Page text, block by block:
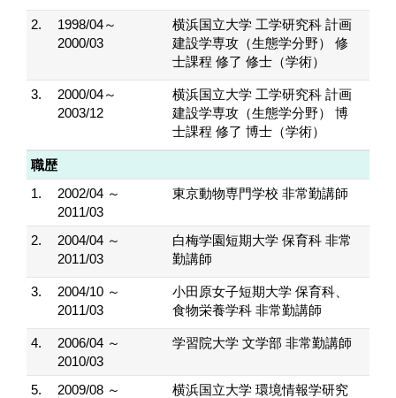
2.
1998/04～
2000/03
横浜国立大学 工学研究科 計画
建設学専攻（生態学分野） 修
士課程 修了 修士（学術）
3.
2000/04～
2003/12
横浜国立大学 工学研究科 計画
建設学専攻（生態学分野） 博
士課程 修了 博士（学術）
職歴
1.
2002/04 ～
2011/03
東京動物専門学校 非常勤講師
2.
2004/04 ～
2011/03
白梅学園短期大学 保育科 非常
勤講師
3.
2004/10 ～
2011/03
小田原女子短期大学 保育科、
食物栄養学科 非常勤講師
4.
2006/04 ～
2010/03
学習院大学 文学部 非常勤講師
5.
2009/08 ～
横浜国立大学 環境情報学研究